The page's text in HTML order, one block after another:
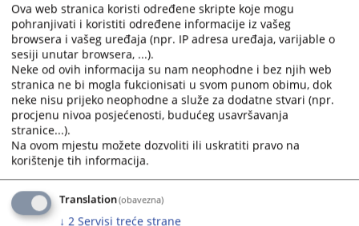
Izvješće o radu suda za 2025. godinu
U 2025. godini u Općinskom sudu u Širokom Brijegu je
ukupno riješeno 14.472 predmeta svih vrsta. Ostvarena
kolektivna norma u 2025. godini Općinskog suda u Širokom
Brijegu iznosi 149,39 %.
23.02.2026.
Brijegu za 2026. godinu
Ova web stranica koristi određene skripte koje mogu
pohranjivati i koristiti određene informacije iz vašeg
browsera i vašeg uređaja (npr. IP adresa uređaja, varijable o
sesiji unutar browsera, ...).
Neke od ovih informacija su nam neophodne i bez njih web
stranica ne bi mogla fukcionisati u svom punom obimu, dok
neke nisu prijeko neophodne a služe za dodatne stvari (npr.
procjenu nivoa posjećenosti, budućeg usavršavanja
stranice...).
Na ovom mjestu možete dozvoliti ili uskratiti pravo na
korištenje tih informacija.
Translation(obavezna)
↓ 2 Servisi treće strane